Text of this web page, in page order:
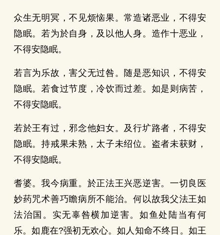
众生无明冥，不见烦恼果。常造诸恶业，不得安
隐眠。若为於自身，及以他人身。造作十恶业，
不得安隐眠。
若言为乐故，害父无过咎。随是恶知识，不得安
隐眠。若食过节度，冷饮而过差。如是则病苦，
不得安隐眠。
若於王有过，邪念他妇女。及行圹路者，不得安
隐眠。持戒果未熟，太子未绍位。盗者未获财，
不得安隐眠。
耆婆。我今病重。於正法王兴恶逆害。一切良医
妙药咒术善巧瞻病所不能治。何以故我父法王如
法治国。实无辜咎横加逆害。如鱼处陆当有何
乐。如鹿在?强初无欢心。如人知命不终日。如王